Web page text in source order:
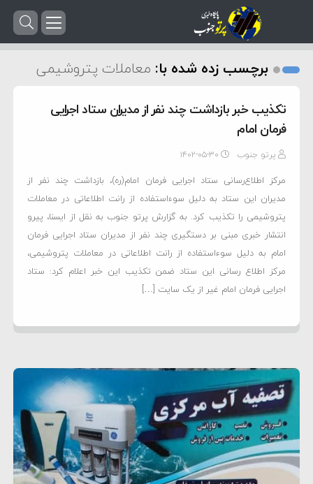
برچسب زده شده با: معاملات پتروشیمی
تکذیب خبر بازداشت چند نفر از مدیران ستاد اجرایی
فرمان امام
پرتو جنوب ۱۴۰۲-۰۵-۳۰
مرکز اطلاع‌رسانی ستاد اجرایی فرمان امام(ره)، بازداشت چند نفر از
مدیران این ستاد به دلیل سوءاستفاده از رانت اطلاعاتی در معاملات
پتروشیمی را تکذیب کرد. به گزارش پرتو جنوب به نقل از ایسنا، پیرو
انتشار خبری مبنی بر دستگیری چند نفر از مدیران ستاد اجرایی فرمان
امام به دلیل سوءاستفاده از رانت اطلاعاتی در معاملات پتروشیمی،
مرکز اطلاع رسانی این ستاد ضمن تکذیب این خبر اعلام کرد: ستاد
اجرایی فرمان امام غیر از یک سایت […]